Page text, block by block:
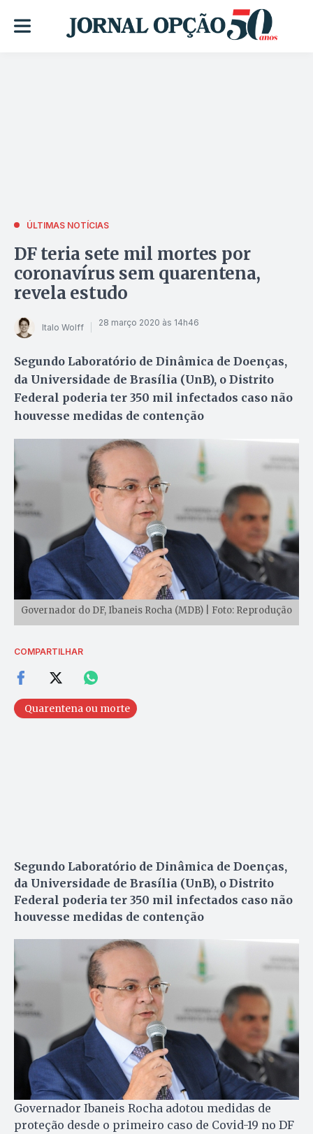
ÚLTIMAS NOTÍCIAS
DF teria sete mil mortes por
coronavírus sem quarentena,
revela estudo
Italo Wolff 28 março 2020 às 14h46
Segundo Laboratório de Dinâmica de Doenças,
da Universidade de Brasília (UnB), o Distrito
Federal poderia ter 350 mil infectados caso não
houvesse medidas de contenção
Governador do DF, Ibaneis Rocha (MDB) | Foto: Reprodução
COMPARTILHAR
Quarentena ou morte
Segundo Laboratório de Dinâmica de Doenças,
da Universidade de Brasília (UnB), o Distrito
Federal poderia ter 350 mil infectados caso não
houvesse medidas de contenção
Governador Ibaneis Rocha adotou medidas de
proteção desde o primeiro caso de Covid-19 no DF